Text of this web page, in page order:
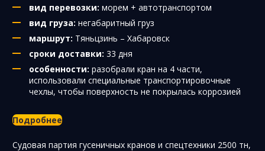
вид перевозки: морем + автотранспортом
вид груза: негабаритный груз
маршрут: Тяньцзинь – Хабаровск
сроки доставки: 33 дня
особенности: разобрали кран на 4 части,
использовали специальные транспортировочные
чехлы, чтобы поверхность не покрылась коррозией
Подробнее
Судовая партия гусеничных кранов и спецтехники 2500 тн,